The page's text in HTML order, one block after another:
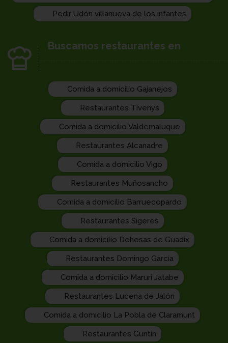
Pedir Udón villanueva de los infantes
Buscamos restaurantes en
Comida a domicilio Gajanejos
Restaurantes Tivenys
Comida a domicilio Valdemaluque
Restaurantes Alcanadre
Comida a domicilio Vigo
Restaurantes Muñosancho
Comida a domicilio Barruecopardo
Restaurantes Sigeres
Comida a domicilio Dehesas de Guadix
Restaurantes Domingo García
Comida a domicilio Maruri Jatabe
Restaurantes Lucena de Jalón
Comida a domicilio La Pobla de Claramunt
Restaurantes Guntín